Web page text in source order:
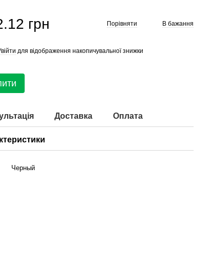
грн Порівняти В бажання
для відображення накопичувальної знижки
Доставка Оплата
Черный